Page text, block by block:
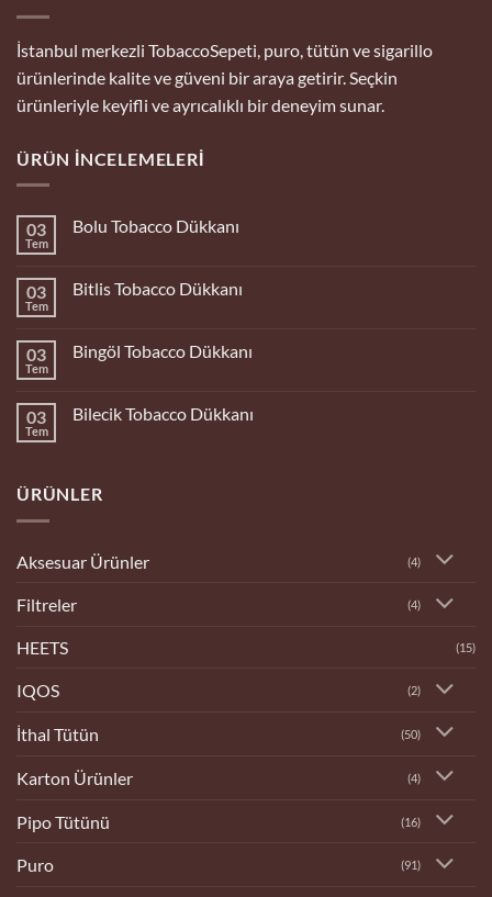
İstanbul merkezli TobaccoSepeti, puro, tütün ve sigarillo
ürünlerinde kalite ve güveni bir araya getirir. Seçkin
ürünleriyle keyifli ve ayrıcalıklı bir deneyim sunar.
ÜRÜN İNCELEMELERI
03
Tem
Bolu Tobacco Dükkanı
Tobacco
03
Tem
Bitlis Tobacco Dükkanı
Tobacco
03
Tem
Bingöl Tobacco Dükkanı
Tobacco
03
Tem
Bilecik Tobacco Dükkanı
Dükkanı
ÜRÜNLER
Aksesuar Ürünler (4)
Filtreler (4)
HEETS (15)
IQOS (2)
İthal Tütün (50)
Karton Ürünler (4)
Pipo Tütünü (16)
Puro (91)